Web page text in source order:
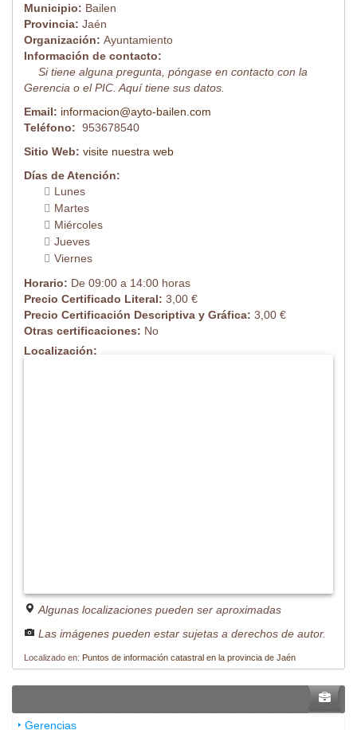
Municipio: Bailen
Provincia: Jaén
Organización: Ayuntamiento
Información de contacto:
Si tiene alguna pregunta, póngase en contacto con la
Gerencia o el PIC. Aquí tiene sus datos.
Email: informacion@ayto-bailen.com
Teléfono: 953678540
Sitio Web: visite nuestra web
Días de Atención:
Lunes
Martes
Miércoles
Jueves
Viernes
Horario: De 09:00 a 14:00 horas
Precio Certificado Literal: 3,00 €
Precio Certificación Descriptiva y Gráfica: 3,00 €
Otras certificaciones: No
Localización:
Algunas localizaciones pueden ser aproximadas
Las imágenes pueden estar sujetas a derechos de autor.
Localizado en: Puntos de información catastral en la provincia de Jaén
Gerencias